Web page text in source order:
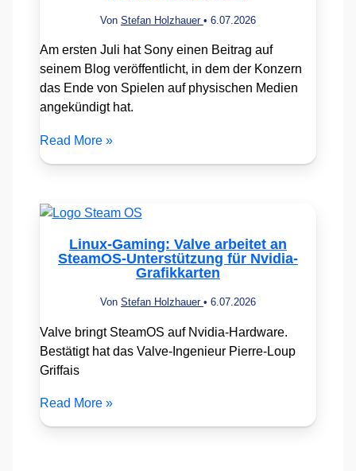
Von Stefan Holzhauer • 6.07.2026
Am ersten Juli hat Sony einen Beitrag auf
seinem Blog veröffentlicht, in dem der Konzern
das Ende von Spielen auf physischen Medien
angekündigt hat.
Read More »
Linux-Gaming: Valve arbeitet an
SteamOS-Unterstützung für Nvidia-
Grafikkarten
Von Stefan Holzhauer • 6.07.2026
Valve bringt SteamOS auf Nvidia-Hardware.
Bestätigt hat das Valve-Ingenieur Pierre-Loup
Griffais
Read More »